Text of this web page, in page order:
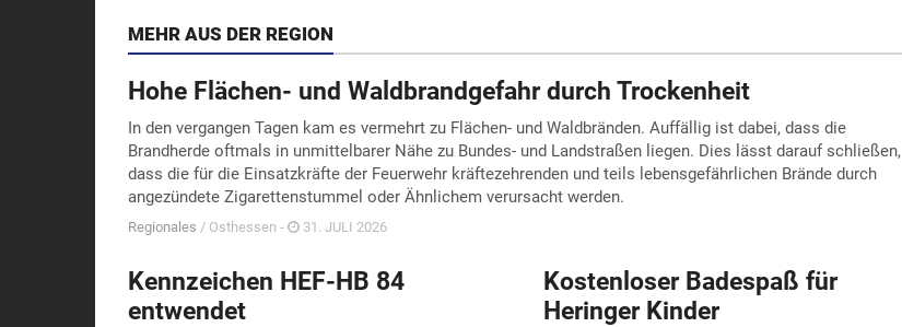
MEHR AUS DER REGION
Hohe Flächen- und Waldbrandgefahr durch Trockenheit
In den vergangen Tagen kam es vermehrt zu Flächen- und Waldbränden. Auffällig ist dabei, dass die
Brandherde oftmals in unmittelbarer Nähe zu Bundes- und Landstraßen liegen. Dies lässt darauf schließen,
dass die für die Einsatzkräfte der Feuerwehr kräftezehrenden und teils lebensgefährlichen Brände durch
angezündete Zigarettenstummel oder Ähnlichem verursacht werden.
Regionales / Osthessen - 31. JULI 2026
Kennzeichen HEF-HB 84
entwendet
Kostenloser Badespaß für
Heringer Kinder